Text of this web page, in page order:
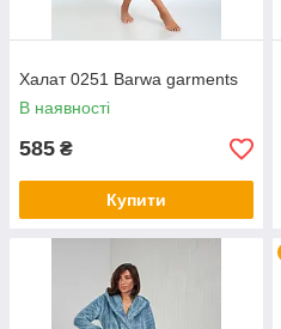
Халат 0251 Barwa garments
В наявності
585 ₴
Купити